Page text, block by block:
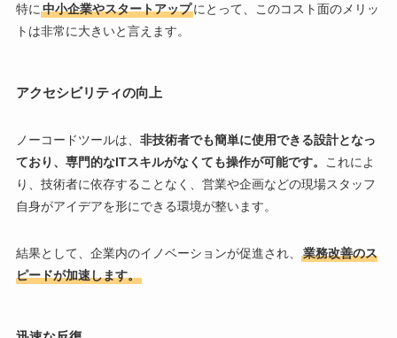
特に 中小企業やスタートアップにとって、このコスト面のメリッ
トは非常に大きいと言えます。
アクセシビリティの向上
ノーコードツールは、 非技術者でも簡単に使用できる設計となっ
ており、専門的なITスキルがなくても操作が可能です。
これによ
り、技術者に依存することなく、営業や企画などの現場スタッフ
自身がアイデアを形にできる環境が整います。
結果として、企業内のイノベーションが促進され、
業務改善のス
ピードが加速します。